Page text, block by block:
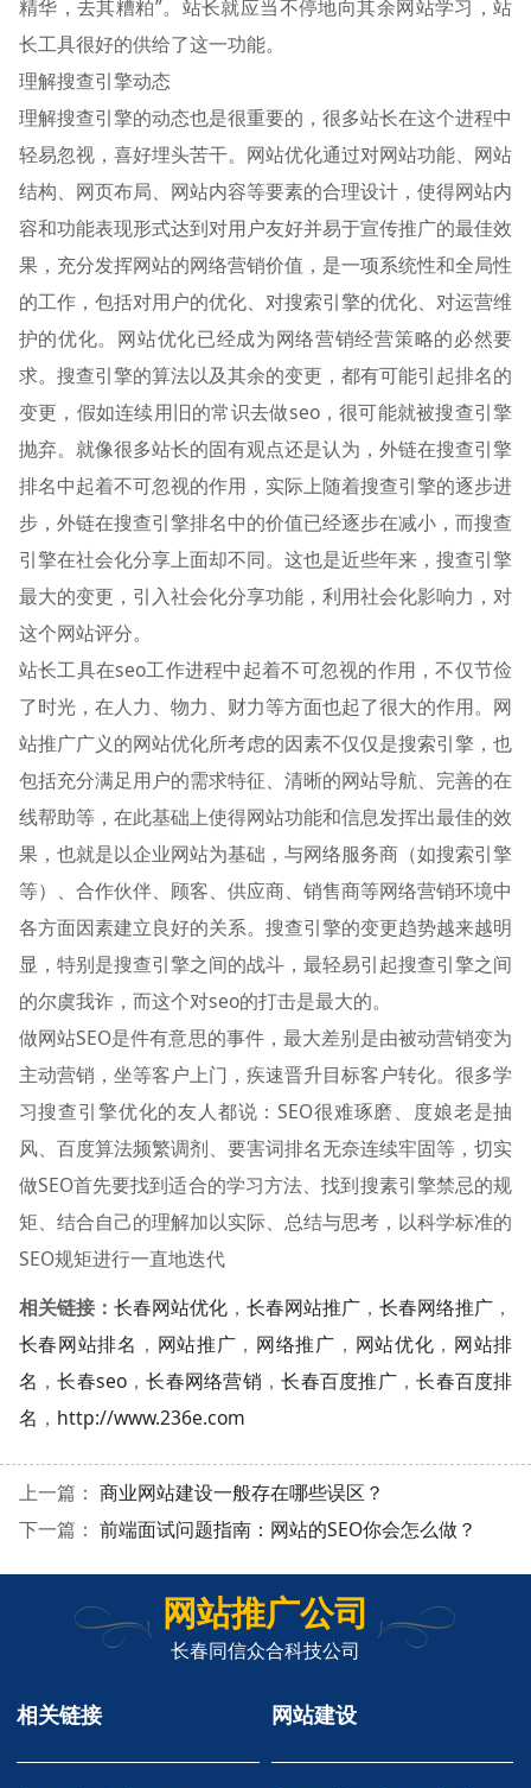
精华，去其糟粕”。站长就应当不停地向其余网站学习，站
长工具很好的供给了这一功能。
理解搜查引擎动态
理解搜查引擎的动态也是很重要的，很多站长在这个进程中
轻易忽视，喜好埋头苦干。网站优化通过对网站功能、网站
结构、网页布局、网站内容等要素的合理设计，使得网站内
容和功能表现形式达到对用户友好并易于宣传推广的最佳效
果，充分发挥网站的网络营销价值，是一项系统性和全局性
的工作，包括对用户的优化、对搜索引擎的优化、对运营维
护的优化。网站优化已经成为网络营销经营策略的必然要
求。搜查引擎的算法以及其余的变更，都有可能引起排名的
变更，假如连续用旧的常识去做seo，很可能就被搜查引擎
抛弃。就像很多站长的固有观点还是认为，外链在搜查引擎
排名中起着不可忽视的作用，实际上随着搜查引擎的逐步进
步，外链在搜查引擎排名中的价值已经逐步在减小，而搜查
引擎在社会化分享上面却不同。这也是近些年来，搜查引擎
最大的变更，引入社会化分享功能，利用社会化影响力，对
这个网站评分。
站长工具在seo工作进程中起着不可忽视的作用，不仅节俭
了时光，在人力、物力、财力等方面也起了很大的作用。网
站推广广义的网站优化所考虑的因素不仅仅是搜索引擎，也
包括充分满足用户的需求特征、清晰的网站导航、完善的在
线帮助等，在此基础上使得网站功能和信息发挥出最佳的效
果，也就是以企业网站为基础，与网络服务商（如搜索引擎
等）、合作伙伴、顾客、供应商、销售商等网络营销环境中
各方面因素建立良好的关系。搜查引擎的变更趋势越来越明
显，特别是搜查引擎之间的战斗，最轻易引起搜查引擎之间
的尔虞我诈，而这个对seo的打击是最大的。
做网站SEO是件有意思的事件，最大差别是由被动营销变为
主动营销，坐等客户上门，疾速晋升目标客户转化。很多学
习搜查引擎优化的友人都说：SEO很难琢磨、度娘老是抽
风、百度算法频繁调剂、要害词排名无奈连续牢固等，切实
做SEO首先要找到适合的学习方法、找到搜素引擎禁忌的规
矩、结合自己的理解加以实际、总结与思考，以科学标准的
SEO规矩进行一直地迭代
相关链接： 长春网站优化，长春网站推广 ，长春网络推广 ，
长春网站排名 ， 网站推广 ， 网络推广 ， 网站优化 ， 网站排
名 ，长春seo，长春网络营销 ，长春百度推广，长春百度排
名 ， http://www.236e.com
上一篇： 商业网站建设一般存在哪些误区？
下一篇： 前端面试问题指南：网站的SEO你会怎么做？
网站推广公司
长春同信众合科技公司
相关链接 网站建设